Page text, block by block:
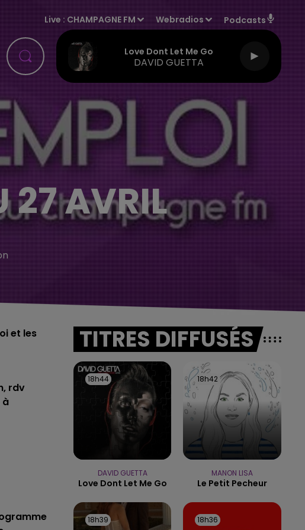
Live : CHAMPAGNE FM Webradios Podcasts
Love Dont Let Me Go
DAVID GUETTA
27 AVRIL
et les
rdv
à
TITRES DIFFUSÉS
18h44
18h44
DAVID GUETTA
Love Dont Let Me Go
18h42
18h42
MANON LISA
Le Petit Pecheur
18h39
18h39 18h36
18h36